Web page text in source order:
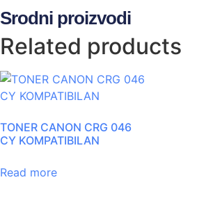
Srodni proizvodi
Related products
TONER CANON CRG 046
CY KOMPATIBILAN
Read more